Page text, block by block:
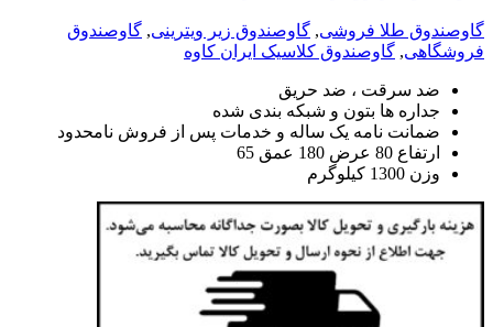
گاوصندوق طلا فروشی, گاوصندوق زیر ویترینی, گاوصندوق
فروشگاهی, گاوصندوق کلاسیک ایران کاوه
ضد سرقت ، ضد حریق
جداره ها بتون و شبکه بندی شده
ضمانت نامه یک ساله و خدمات پس از فروش نامحدود
ارتفاع 80 عرض 180 عمق 65
وزن 1300 کیلوگرم